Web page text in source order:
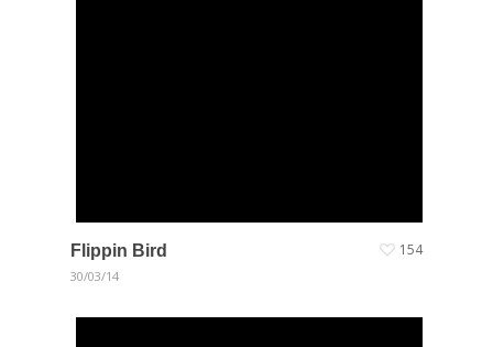
Flippin Bird
30/03/14
154